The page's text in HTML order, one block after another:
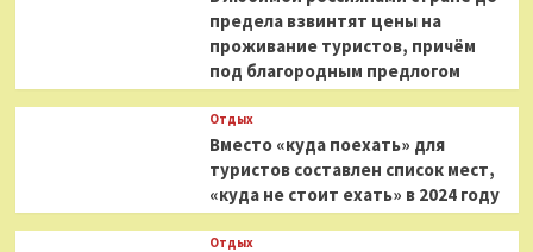
предела взвинтят цены на
проживание туристов, причём
под благородным предлогом
Отдых
Вместо «куда поехать» для
туристов составлен список мест,
«куда не стоит ехать» в 2024 году
Отдых